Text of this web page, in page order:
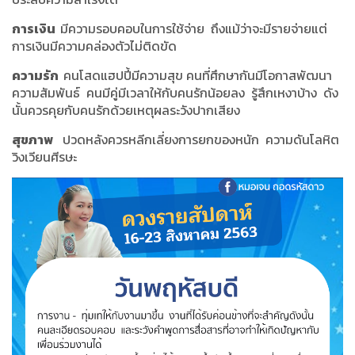
การเงิน มีความรอบคอบในการใช้จ่าย ถึงแม้ว่าจะมีรายจ่ายแต่
การเงินมีความคล่องตัวไม่ติดขัด
ความรัก คนโสดแฮปปี้มีความสุข คนที่ศึกษากันมีโอกาสพัฒนา
ความสัมพันธ์ คนมีคู่มีเวลาให้กับคนรักน้อยลง รู้สึกเหงาบ้าง ดัง
นั้นควรคุยกับคนรักด้วยเหตุผลระวังปากเสียง
สุขภาพ ปวดหลังควรหลีกเลี่ยงการยกของหนัก ความดันโลหิต
วิงเวียนศีรษะ